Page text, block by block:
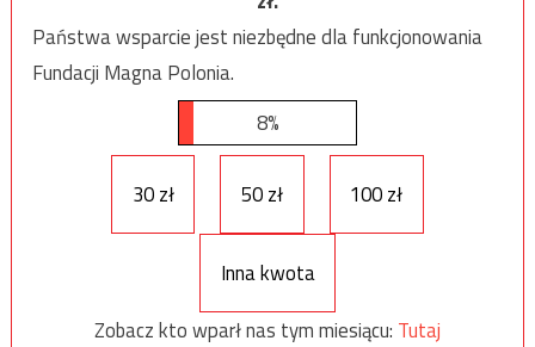
Państwa wsparcie jest niezbędne dla funkcjonowania
Fundacji Magna Polonia.
8%
30 zł 50 zł 100 zł
Inna kwota
Zobacz kto wparł nas tym miesiącu: Tutaj